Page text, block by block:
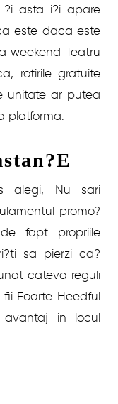
?i asta i?i apare
este daca este
weekend Teatru
rotirile gratuite
unitate ar putea
platforma.
alegi, Nu sari
promo?
fapt propriile
sa pierzi ca?
cateva reguli
Foarte Heedful
in locul